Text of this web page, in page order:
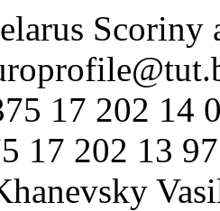
Scoriny
17 202 14
17 202 13 97